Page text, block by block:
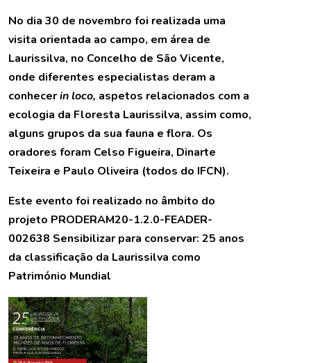
No dia 30 de novembro foi realizada uma
visita orientada ao campo, em área de
Laurissilva, no Concelho de São Vicente,
onde diferentes especialistas deram a
conhecerin loco, aspetos relacionados com a
ecologia da Floresta Laurissilva, assim como,
alguns grupos da sua fauna e flora. Os
oradores foram Celso Figueira, Dinarte
Teixeira e Paulo Oliveira (todos do IFCN).
Este evento foi realizado no âmbito do
projeto PRODERAM20-1.2.0-FEADER-
002638 Sensibilizar para conservar: 25 anos
da classificação da Laurissilva como
Património Mundial